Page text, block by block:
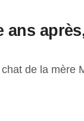
de la mère